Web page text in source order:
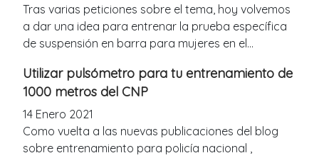
Tras varias peticiones sobre el tema, hoy volvemos
a dar una idea para entrenar la prueba específica
de suspensión en barra para mujeres en el...
Utilizar pulsómetro para tu entrenamiento de
1000 metros del CNP
14 Enero 2021
Como vuelta a las nuevas publicaciones del blog
sobre entrenamiento para policía nacional ,